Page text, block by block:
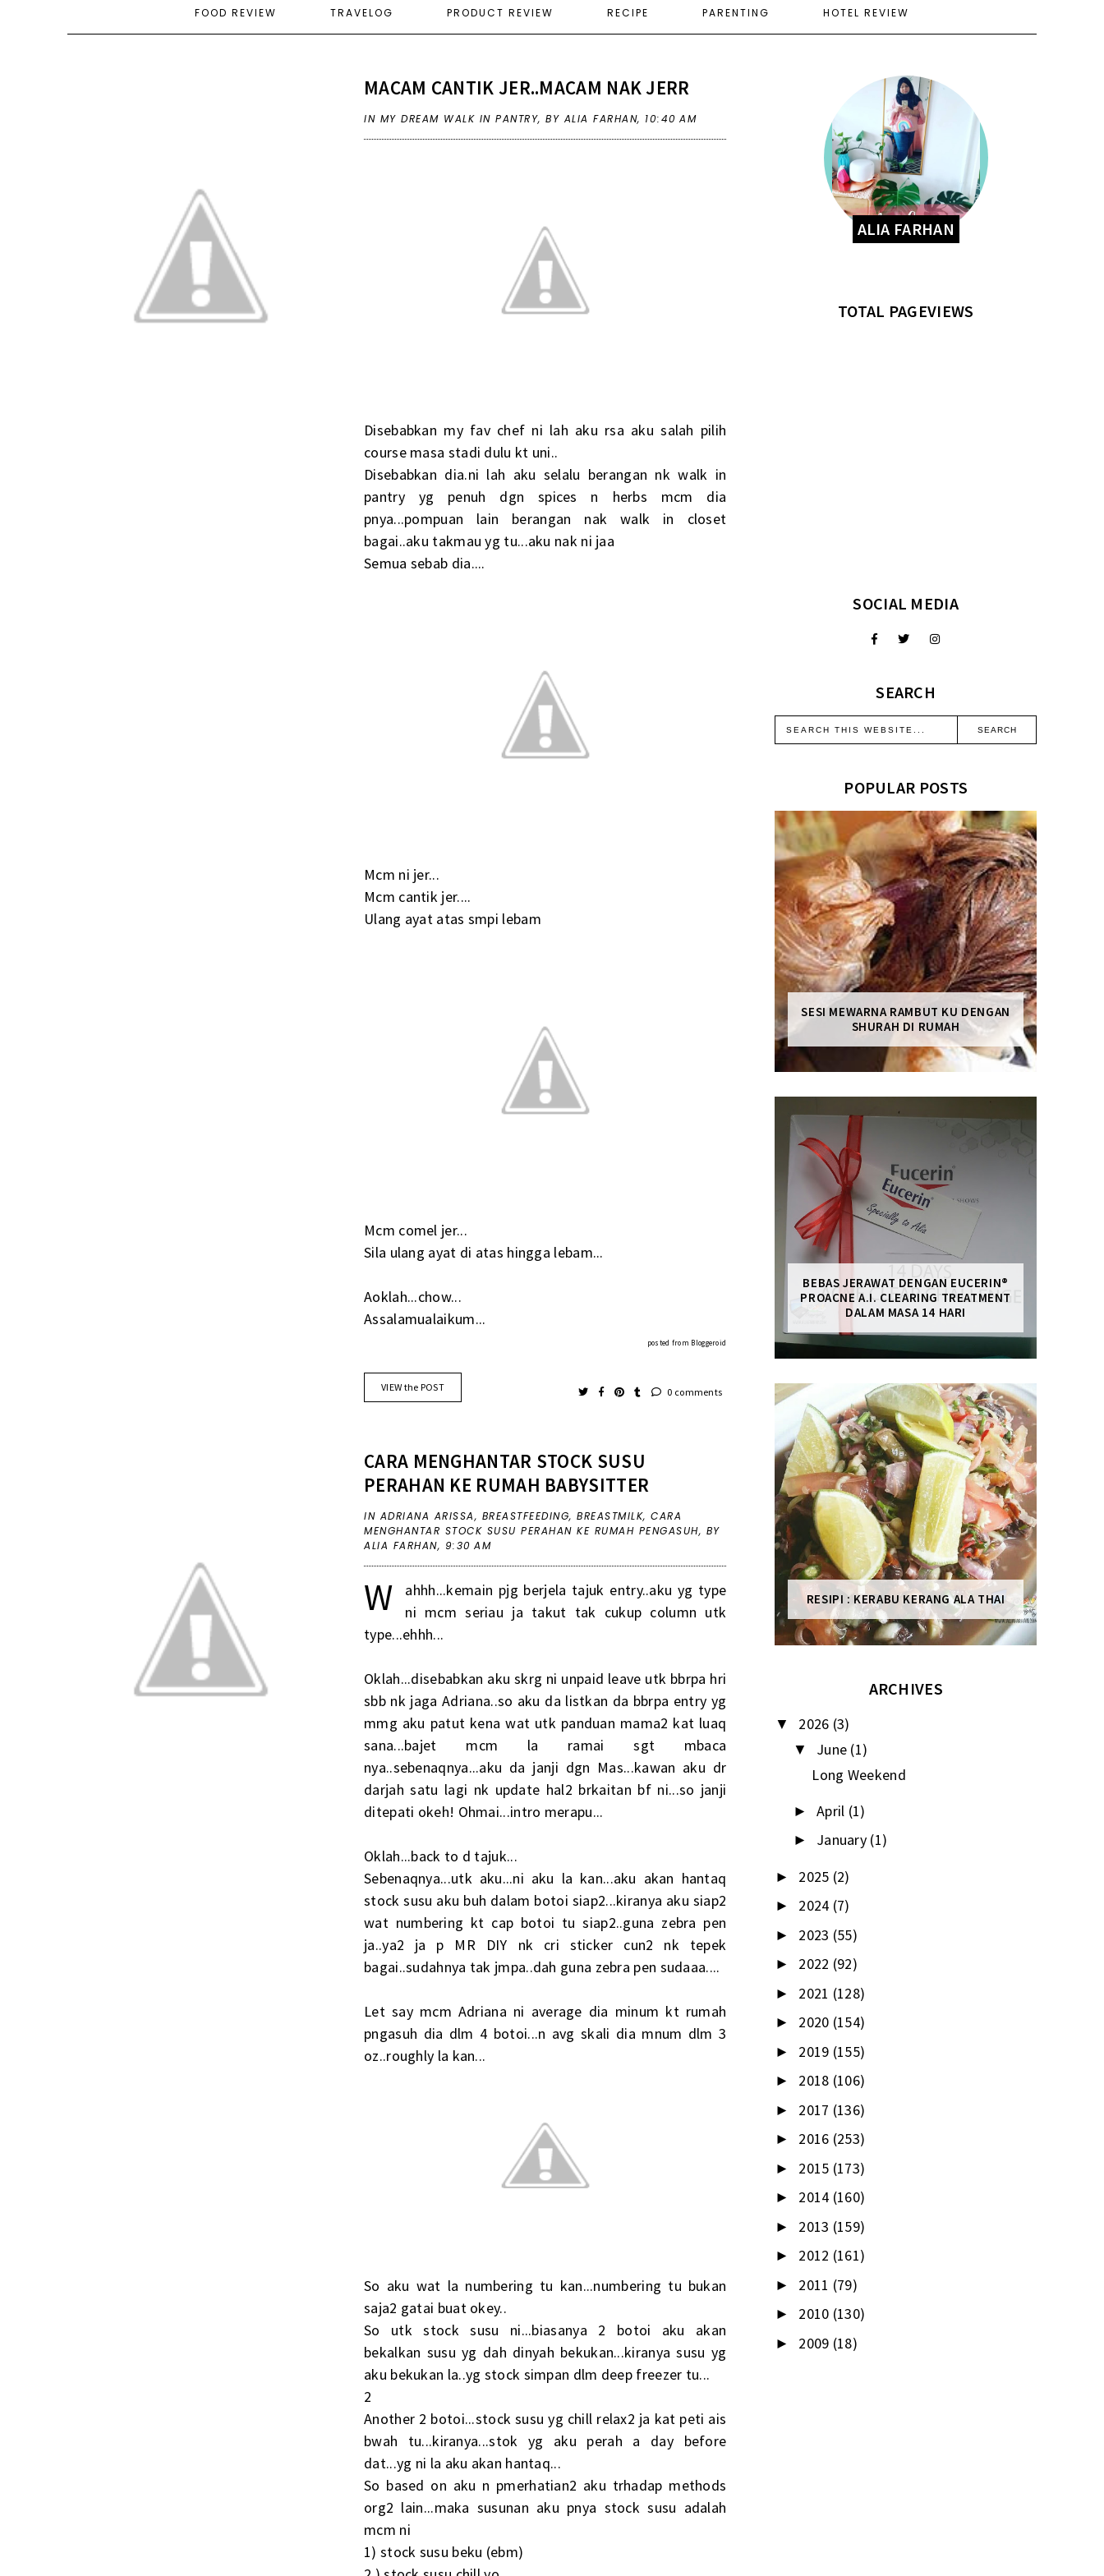
FOOD REVIEW TRAVELOG PRODUCT REVIEW RECIPE PARENTING HOTEL REVIEW
MACAM CANTIK JER..MACAM NAK JERR
IN MY DREAM WALK IN PANTRY,BY ALIA FARHAN, 10:40 AM
Disebabkan my fav chef ni lah aku rsa aku salah pilih
course masa stadi dulu kt uni..
Disebabkan dia.ni lah aku selalu berangan nk walk in
pantry yg penuh dgn spices n herbs mcm dia
pnya...pompuan lain berangan nak walk in closet
bagai..aku takmau yg tu...aku nak ni jaa
Semua sebab dia....
Mcm ni jer...
Mcm cantik jer....
Ulang ayat atas smpi lebam
Mcm comel jer...
Sila ulang ayat di atas hingga lebam...
Aoklah...chow...
Assalamualaikum...
posted from Bloggeroid
VIEW the POST 0 comments
CARA MENGHANTAR STOCK SUSU
PERAHAN KE RUMAH BABYSITTER
IN ADRIANA ARISSA, BREASTFEEDING,BREASTMILK,CARA
MENGHANTAR STOCK SUSU PERAHAN KE RUMAH PENGASUH, BY
ALIA FARHAN, 9:30 AM
W
ahhh...kemain pjg berjela tajuk entry..aku yg type
ni mcm seriau ja takut tak cukup column utk
type...ehhh...
Oklah...disebabkan aku skrg ni unpaid leave utk bbrpa hri
sbb nk jaga Adriana..so aku da listkan da bbrpa entry yg
mmg aku patut kena wat utk panduan mama2 kat luaq
sana...bajet mcm la ramai sgt mbaca
nya..sebenaqnya...aku da janji dgn Mas...kawan aku dr
darjah satu lagi nk update hal2 brkaitan bf ni...so janji
ditepati okeh! Ohmai...intro merapu...
Oklah...back to d tajuk...
Sebenaqnya...utk aku...ni aku la kan...aku akan hantaq
stock susu aku buh dalam botoi siap2...kiranya aku siap2
wat numbering kt cap botoi tu siap2..guna zebra pen
ja..ya2 ja p MR DIY nk cri sticker cun2 nk tepek
bagai..sudahnya tak jmpa..dah guna zebra pen sudaaa....
Let say mcm Adriana ni average dia minum kt rumah
pngasuh dia dlm 4 botoi...n avg skali dia mnum dlm 3
oz..roughly la kan...
So aku wat la numbering tu kan...numbering tu bukan
saja2 gatai buat okey..
So utk stock susu ni...biasanya 2 botoi aku akan
bekalkan susu yg dah dinyah bekukan...kiranya susu yg
aku bekukan la..yg stock simpan dlm deep freezer tu...
2
Another 2 botoi...stock susu yg chill relax2 ja kat peti ais
bwah tu...kiranya...stok yg aku perah a day before
dat...yg ni la aku akan hantaq...
So based on aku n pmerhatian2 aku trhadap methods
org2 lain...maka susunan aku pnya stock susu adalah
mcm ni
1) stock susu beku (ebm)
ALIA FARHAN
TOTAL PAGEVIEWS
SOCIAL MEDIA
SEARCH
POPULAR POSTS
SESI MEWARNA RAMBUT KU DENGAN
SHURAH DI RUMAH
BEBAS JERAWAT DENGAN EUCERIN®
PROACNE A.I. CLEARING TREATMENT
DALAM MASA 14 HARI
RESIPI : KERABU KERANG ALA THAI
ARCHIVES
▼ 2026 (3)
▼ June (1)
Long Weekend
► April (1)
► January (1)
► 2025 (2)
► 2024 (7)
► 2023 (55)
► 2022 (92)
► 2021 (128)
► 2020 (154)
► 2019 (155)
► 2018 (106)
► 2017 (136)
► 2016 (253)
► 2015 (173)
► 2014 (160)
► 2013 (159)
► 2012 (161)
► 2011 (79)
► 2010 (130)
► 2009 (18)